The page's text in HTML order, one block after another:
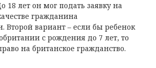
18 лет он мог подать заявку на
гражданина
Второй вариант – если бы ребенок
с рождения до 7 лет, то
на британское гражданство.